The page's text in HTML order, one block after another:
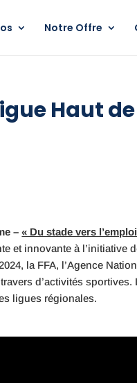
Notre Offre
Haut
–« Du stade vers
et innovante à
la FFA, l’Agence
d’activités
ligues régionales.